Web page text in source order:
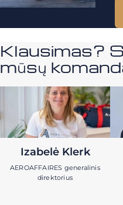
Klausimas?
mūsų
Izabelė Klerk
AEROAFFAIRES generalinis
direktorius